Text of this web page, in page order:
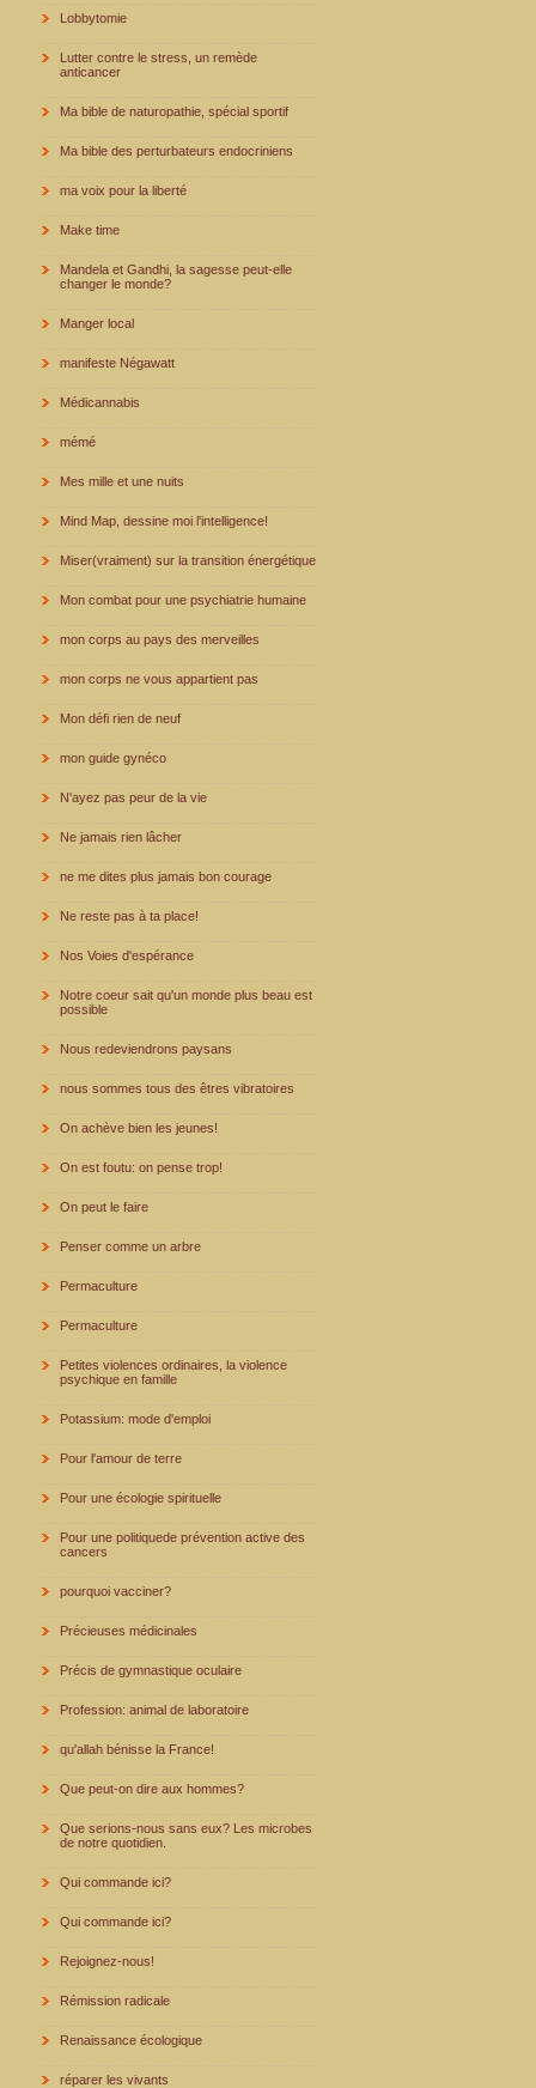
Lobbytomie
Lutter contre le stress, un remède
anticancer
Ma bible de naturopathie, spécial sportif
Ma bible des perturbateurs endocriniens
ma voix pour la liberté
Make time
Mandela et Gandhi, la sagesse peut-elle
changer le monde?
Manger local
manifeste Négawatt
Médicannabis
mémé
Mes mille et une nuits
Mind Map, dessine moi l'intelligence!
Miser(vraiment) sur la transition énergétique
Mon combat pour une psychiatrie humaine
mon corps au pays des merveilles
mon corps ne vous appartient pas
Mon défi rien de neuf
mon guide gynéco
N'ayez pas peur de la vie
Ne jamais rien lâcher
ne me dites plus jamais bon courage
Ne reste pas à ta place!
Nos Voies d'espérance
Notre coeur sait qu'un monde plus beau est
possible
Nous redeviendrons paysans
nous sommes tous des êtres vibratoires
On achève bien les jeunes!
On est foutu: on pense trop!
On peut le faire
Penser comme un arbre
Permaculture
Permaculture
Petites violences ordinaires, la violence
psychique en famille
Potassium: mode d'emploi
Pour l'amour de terre
Pour une écologie spirituelle
Pour une politiquede prévention active des
cancers
pourquoi vacciner?
Précieuses médicinales
Précis de gymnastique oculaire
Profession: animal de laboratoire
qu'allah bénisse la France!
Que peut-on dire aux hommes?
Que serions-nous sans eux? Les microbes
de notre quotidien.
Qui commande ici?
Qui commande ici?
Rejoignez-nous!
Rémission radicale
Renaissance écologique
réparer les vivants